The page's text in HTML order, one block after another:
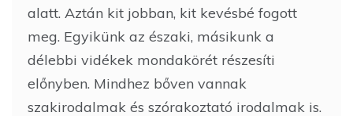
alatt. Aztán kit jobban, kit kevésbé fogott
meg. Egyikünk az északi, másikunk a
délebbi vidékek mondakörét részesíti
előnyben. Mindhez bőven vannak
szakirodalmak és szórakoztató irodalmak is.